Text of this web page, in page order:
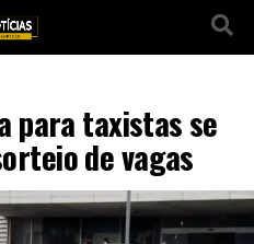
para taxistas se
de vagas